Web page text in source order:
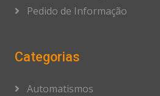
Pedido de Informação
Categorias
Automatismos